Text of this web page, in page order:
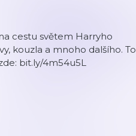
cestu světem Harryho
kouzla a mnoho dalšího. To
bit.ly/4m54u5L